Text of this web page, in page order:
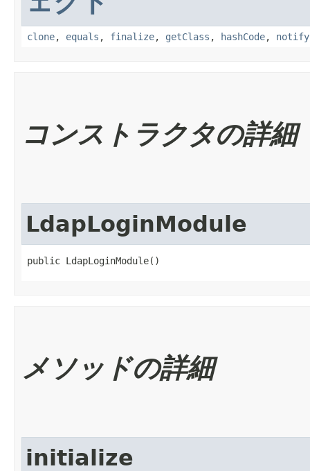
clone, equals , finalize, getClass , hashCode, notify
コンストラクタの詳細
LdapLoginModule
public LdapLoginModule()
メソッドの詳細
initialize